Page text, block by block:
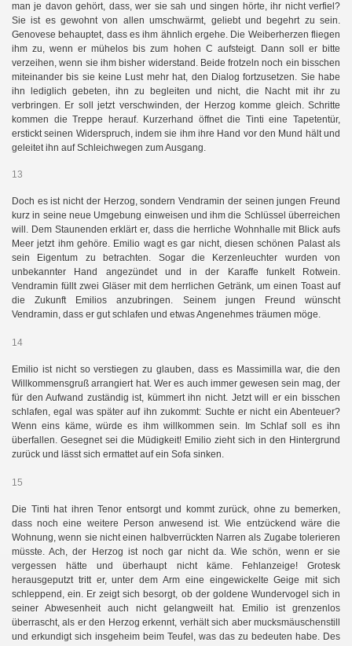
man je davon gehört, dass, wer sie sah und singen hörte, ihr nicht verfiel?
Sie ist es gewohnt von allen umschwärmt, geliebt und begehrt zu sein.
Genovese behauptet, dass es ihm ähnlich ergehe. Die Weiberherzen fliegen
ihm zu, wenn er mühelos bis zum hohen C aufsteigt. Dann soll er bitte
verzeihen, wenn sie ihm bisher widerstand. Beide frotzeln noch ein bisschen
miteinander bis sie keine Lust mehr hat, den Dialog fortzusetzen. Sie habe
ihn lediglich gebeten, ihn zu begleiten und nicht, die Nacht mit ihr zu
verbringen. Er soll jetzt verschwinden, der Herzog komme gleich. Schritte
kommen die Treppe herauf. Kurzerhand öffnet die Tinti eine Tapetentür,
erstickt seinen Widerspruch, indem sie ihm ihre Hand vor den Mund hält und
geleitet ihn auf Schleichwegen zum Ausgang.
13
Doch es ist nicht der Herzog, sondern Vendramin der seinen jungen Freund
kurz in seine neue Umgebung einweisen und ihm die Schlüssel überreichen
will. Dem Staunenden erklärt er, dass die herrliche Wohnhalle mit Blick aufs
Meer jetzt ihm gehöre. Emilio wagt es gar nicht, diesen schönen Palast als
sein Eigentum zu betrachten. Sogar die Kerzenleuchter wurden von
unbekannter Hand angezündet und in der Karaffe funkelt Rotwein.
Vendramin füllt zwei Gläser mit dem herrlichen Getränk, um einen Toast auf
die Zukunft Emilios anzubringen. Seinem jungen Freund wünscht
Vendramin, dass er gut schlafen und etwas Angenehmes träumen möge.
14
Emilio ist nicht so verstiegen zu glauben, dass es Massimilla war, die den
Willkommensgruß arrangiert hat. Wer es auch immer gewesen sein mag, der
für den Aufwand zuständig ist, kümmert ihn nicht. Jetzt will er ein bisschen
schlafen, egal was später auf ihn zukommt: Suchte er nicht ein Abenteuer?
Wenn eins käme, würde es ihm willkommen sein. Im Schlaf soll es ihn
überfallen. Gesegnet sei die Müdigkeit! Emilio zieht sich in den Hintergrund
zurück und lässt sich ermattet auf ein Sofa sinken.
15
Die Tinti hat ihren Tenor entsorgt und kommt zurück, ohne zu bemerken,
dass noch eine weitere Person anwesend ist. Wie entzückend wäre die
Wohnung, wenn sie nicht einen halbverrückten Narren als Zugabe tolerieren
müsste. Ach, der Herzog ist noch gar nicht da. Wie schön, wenn er sie
vergessen hätte und überhaupt nicht käme. Fehlanzeige! Grotesk
herausgeputzt tritt er, unter dem Arm eine eingewickelte Geige mit sich
schleppend, ein. Er zeigt sich besorgt, ob der goldene Wundervogel sich in
seiner Abwesenheit auch nicht gelangweilt hat. Emilio ist grenzenlos
überrascht, als er den Herzog erkennt, verhält sich aber mucksmäuschenstill
und erkundigt sich insgeheim beim Teufel, was das zu bedeuten habe. Des